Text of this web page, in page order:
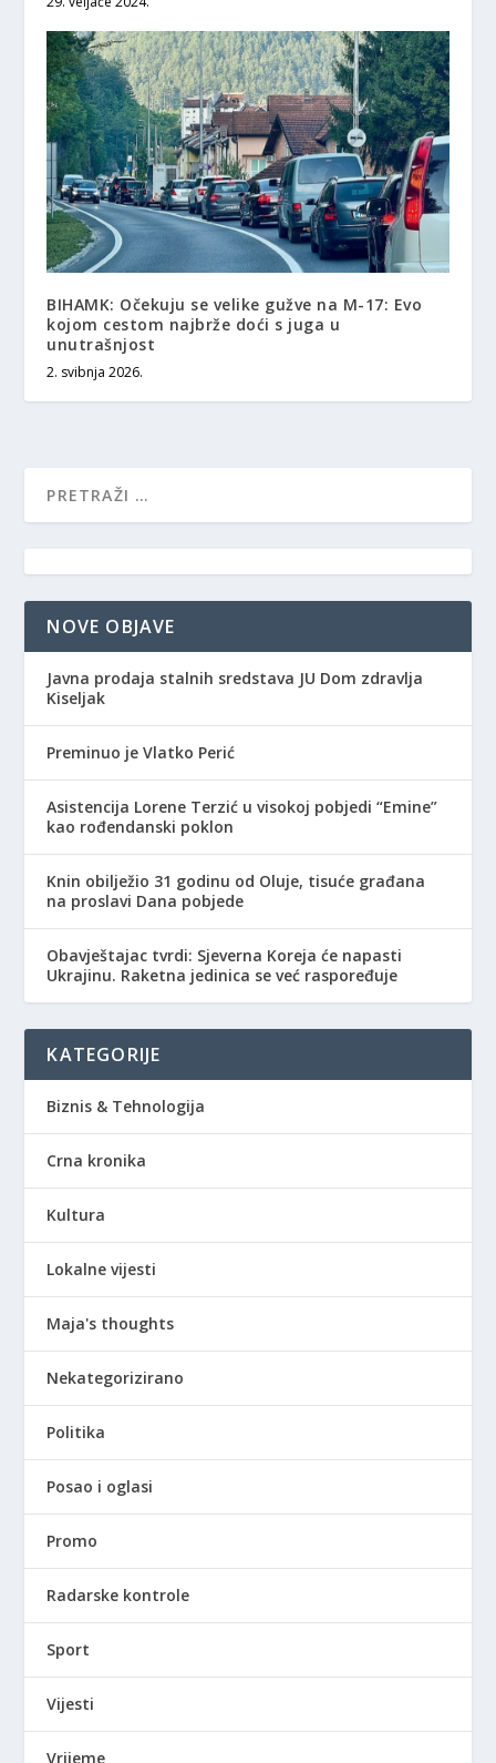
BIHAMK: Očekuju se velike gužve na M-17: Evo
kojom cestom najbrže doći s juga u
unutrašnjost
2. svibnja 2026.
NOVE OBJAVE
Javna prodaja stalnih sredstava JU Dom zdravlja
Kiseljak
Preminuo je Vlatko Perić
Asistencija Lorene Terzić u visokoj pobjedi “Emine”
kao rođendanski poklon
Knin obilježio 31 godinu od Oluje, tisuće građana
na proslavi Dana pobjede
Obavještajac tvrdi: Sjeverna Koreja će napasti
Ukrajinu. Raketna jedinica se već raspoređuje
KATEGORIJE
Biznis & Tehnologija
Crna kronika
Kultura
Lokalne vijesti
Maja's thoughts
Nekategorizirano
Politika
Posao i oglasi
Promo
Radarske kontrole
Sport
Vijesti
Vrijeme